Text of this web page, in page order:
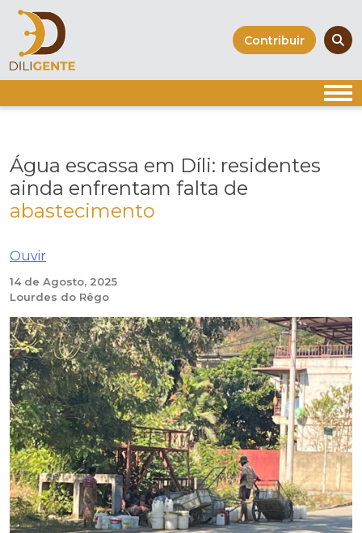
Skip
content
Contribuir
Água escassa em Díli: residentes
ainda enfrentam falta de
abastecimento
Ouvir
14 de Agosto, 2025
Lourdes do Rêgo